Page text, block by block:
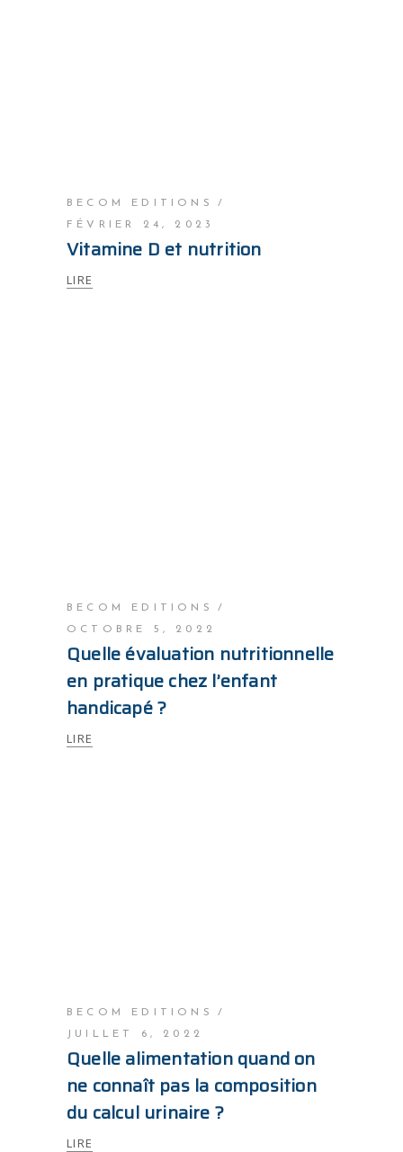
BECOM EDITIONS
FÉVRIER 24, 2023
Vitamine D et nutrition
LIRE
BECOM EDITIONS
OCTOBRE 5, 2022
Quelle évaluation nutritionnelle
en pratique chez l’enfant
handicapé ?
LIRE
BECOM EDITIONS
JUILLET 6, 2022
Quelle alimentation quand on
ne connaît pas la composition
du calcul urinaire ?
LIRE